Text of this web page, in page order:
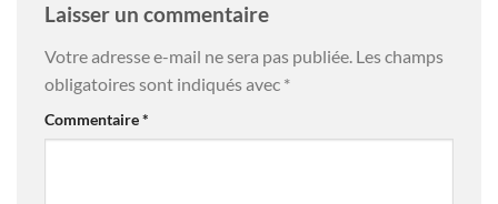
Laisser un commentaire
Votre adresse e-mail ne sera pas publiée. Les champs
obligatoires sont indiqués avec *
Commentaire*